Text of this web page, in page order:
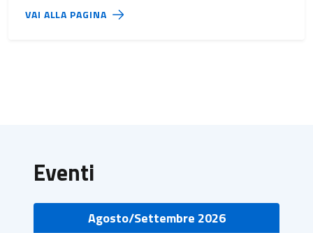
VAI ALLA PAGINA
Eventi
Agosto/Settembre 2026